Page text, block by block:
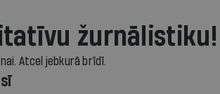
žurnālistiku!
Atcel jebkurā brīdī.